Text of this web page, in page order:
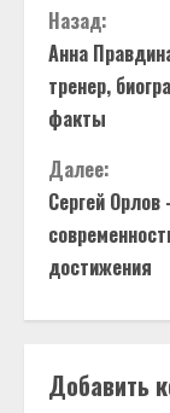
П
р
о
д
о
л
ж
и
Назад:
Анна
тренер,
факты
Далее:
Сергей
достижения
Добавить